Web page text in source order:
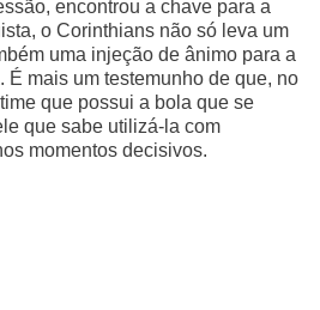
encontrou a chave para a
o Corinthians não só leva um
uma injeção de ânimo para a
É mais um testemunho de que, no
que possui a bola que se
que sabe utilizá-la com
momentos decisivos.